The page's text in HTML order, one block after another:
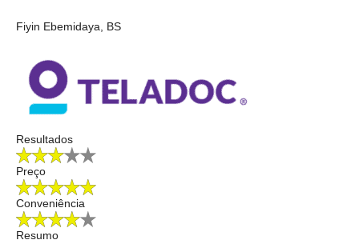
Fiyin Ebemidaya, BS
Resultados
Preço
Conveniência
Resumo